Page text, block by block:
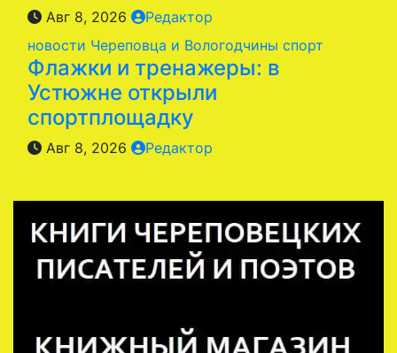
Авг 8, 2026
Редактор
новости Череповца и Вологодчины спорт
Флажки и тренажеры: в
Устюжне открыли
спортплощадку
Авг 8, 2026 Редактор